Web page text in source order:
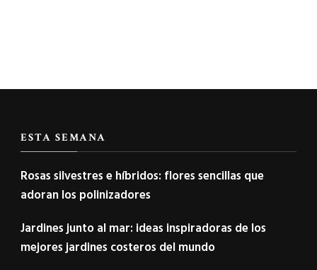
ESTA SEMANA
Rosas silvestres e híbridos: flores sencillas que
adoran los polinizadores
Jardines junto al mar: ideas inspiradoras de los
mejores jardines costeros del mundo